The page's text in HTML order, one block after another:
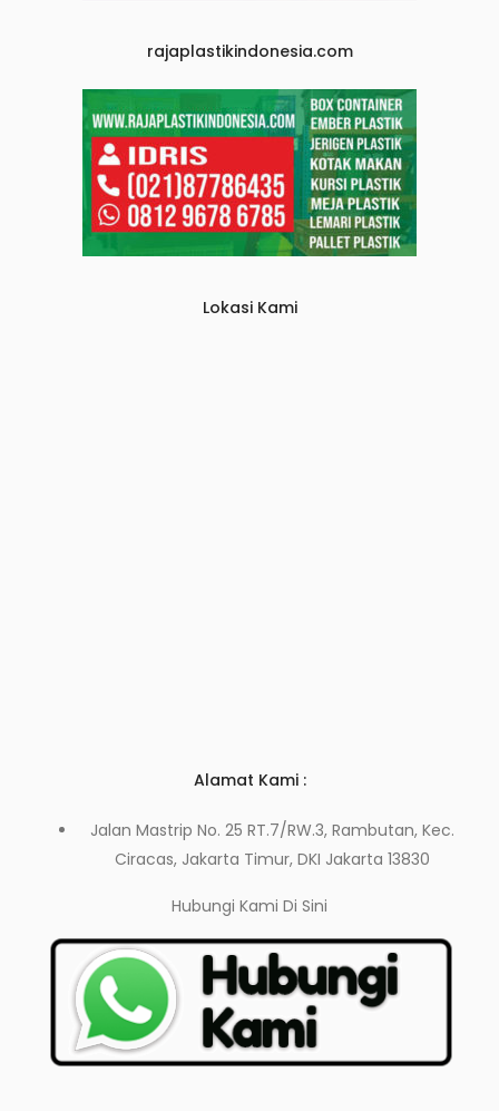
rajaplastikindonesia.com
Lokasi Kami
Alamat Kami :
Jalan Mastrip No. 25 RT.7/RW.3, Rambutan, Kec.
Ciracas, Jakarta Timur, DKI Jakarta 13830
Hubungi Kami Di Sini